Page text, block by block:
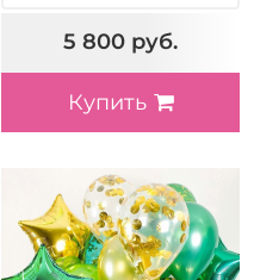
5 800 руб.
Купить